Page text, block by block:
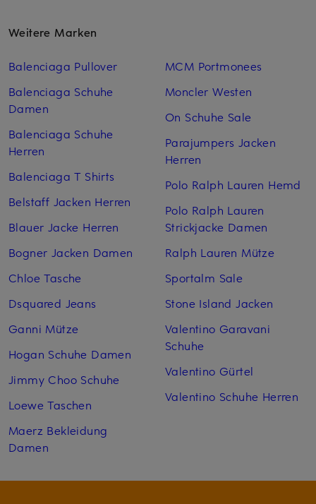
Weitere Marken
Balenciaga Pullover
Balenciaga Schuhe
Damen
Balenciaga Schuhe
Herren
Balenciaga T Shirts
Belstaff Jacken Herren
Blauer Jacke Herren
Bogner Jacken Damen
Chloe Tasche
Dsquared Jeans
Ganni Mütze
Hogan Schuhe Damen
Jimmy Choo Schuhe
Loewe Taschen
Maerz Bekleidung
Damen
MCM Portmonees
Moncler Westen
On Schuhe Sale
Parajumpers Jacken
Herren
Polo Ralph Lauren Hemd
Polo Ralph Lauren
Strickjacke Damen
Ralph Lauren Mütze
Sportalm Sale
Stone Island Jacken
Valentino Garavani
Schuhe
Valentino Gürtel
Valentino Schuhe Herren